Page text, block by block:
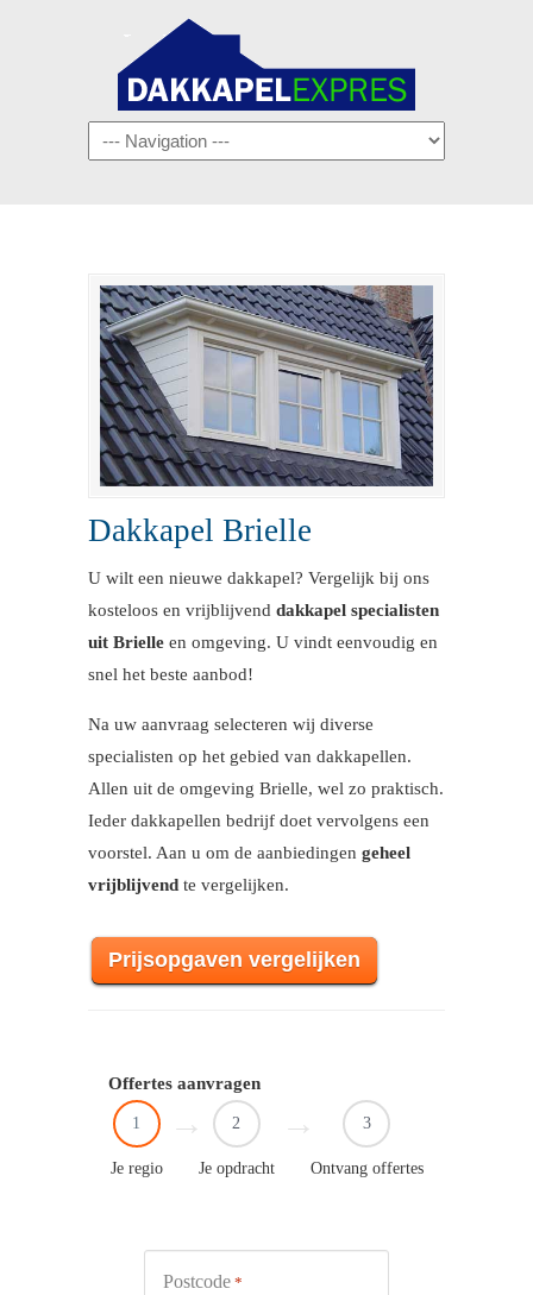
Navigation
Dakkapel Brielle
U wilt een nieuwe dakkapel? Vergelijk bij ons
kosteloos en vrijblijvend dakkapel specialisten
uit Brielle en omgeving. U vindt eenvoudig en
snel het beste aanbod!
Na uw aanvraag selecteren wij diverse
specialisten op het gebied van dakkapellen.
Allen uit de omgeving Brielle, wel zo praktisch.
Ieder dakkapellen bedrijf doet vervolgens een
voorstel. Aan u om de aanbiedingen geheel
vrijblijvend te vergelijken.
Prijsopgaven vergelijken
Offertes aanvragen
1
Je regio
2
Je opdracht
3
Ontvang offertes
Postcode *